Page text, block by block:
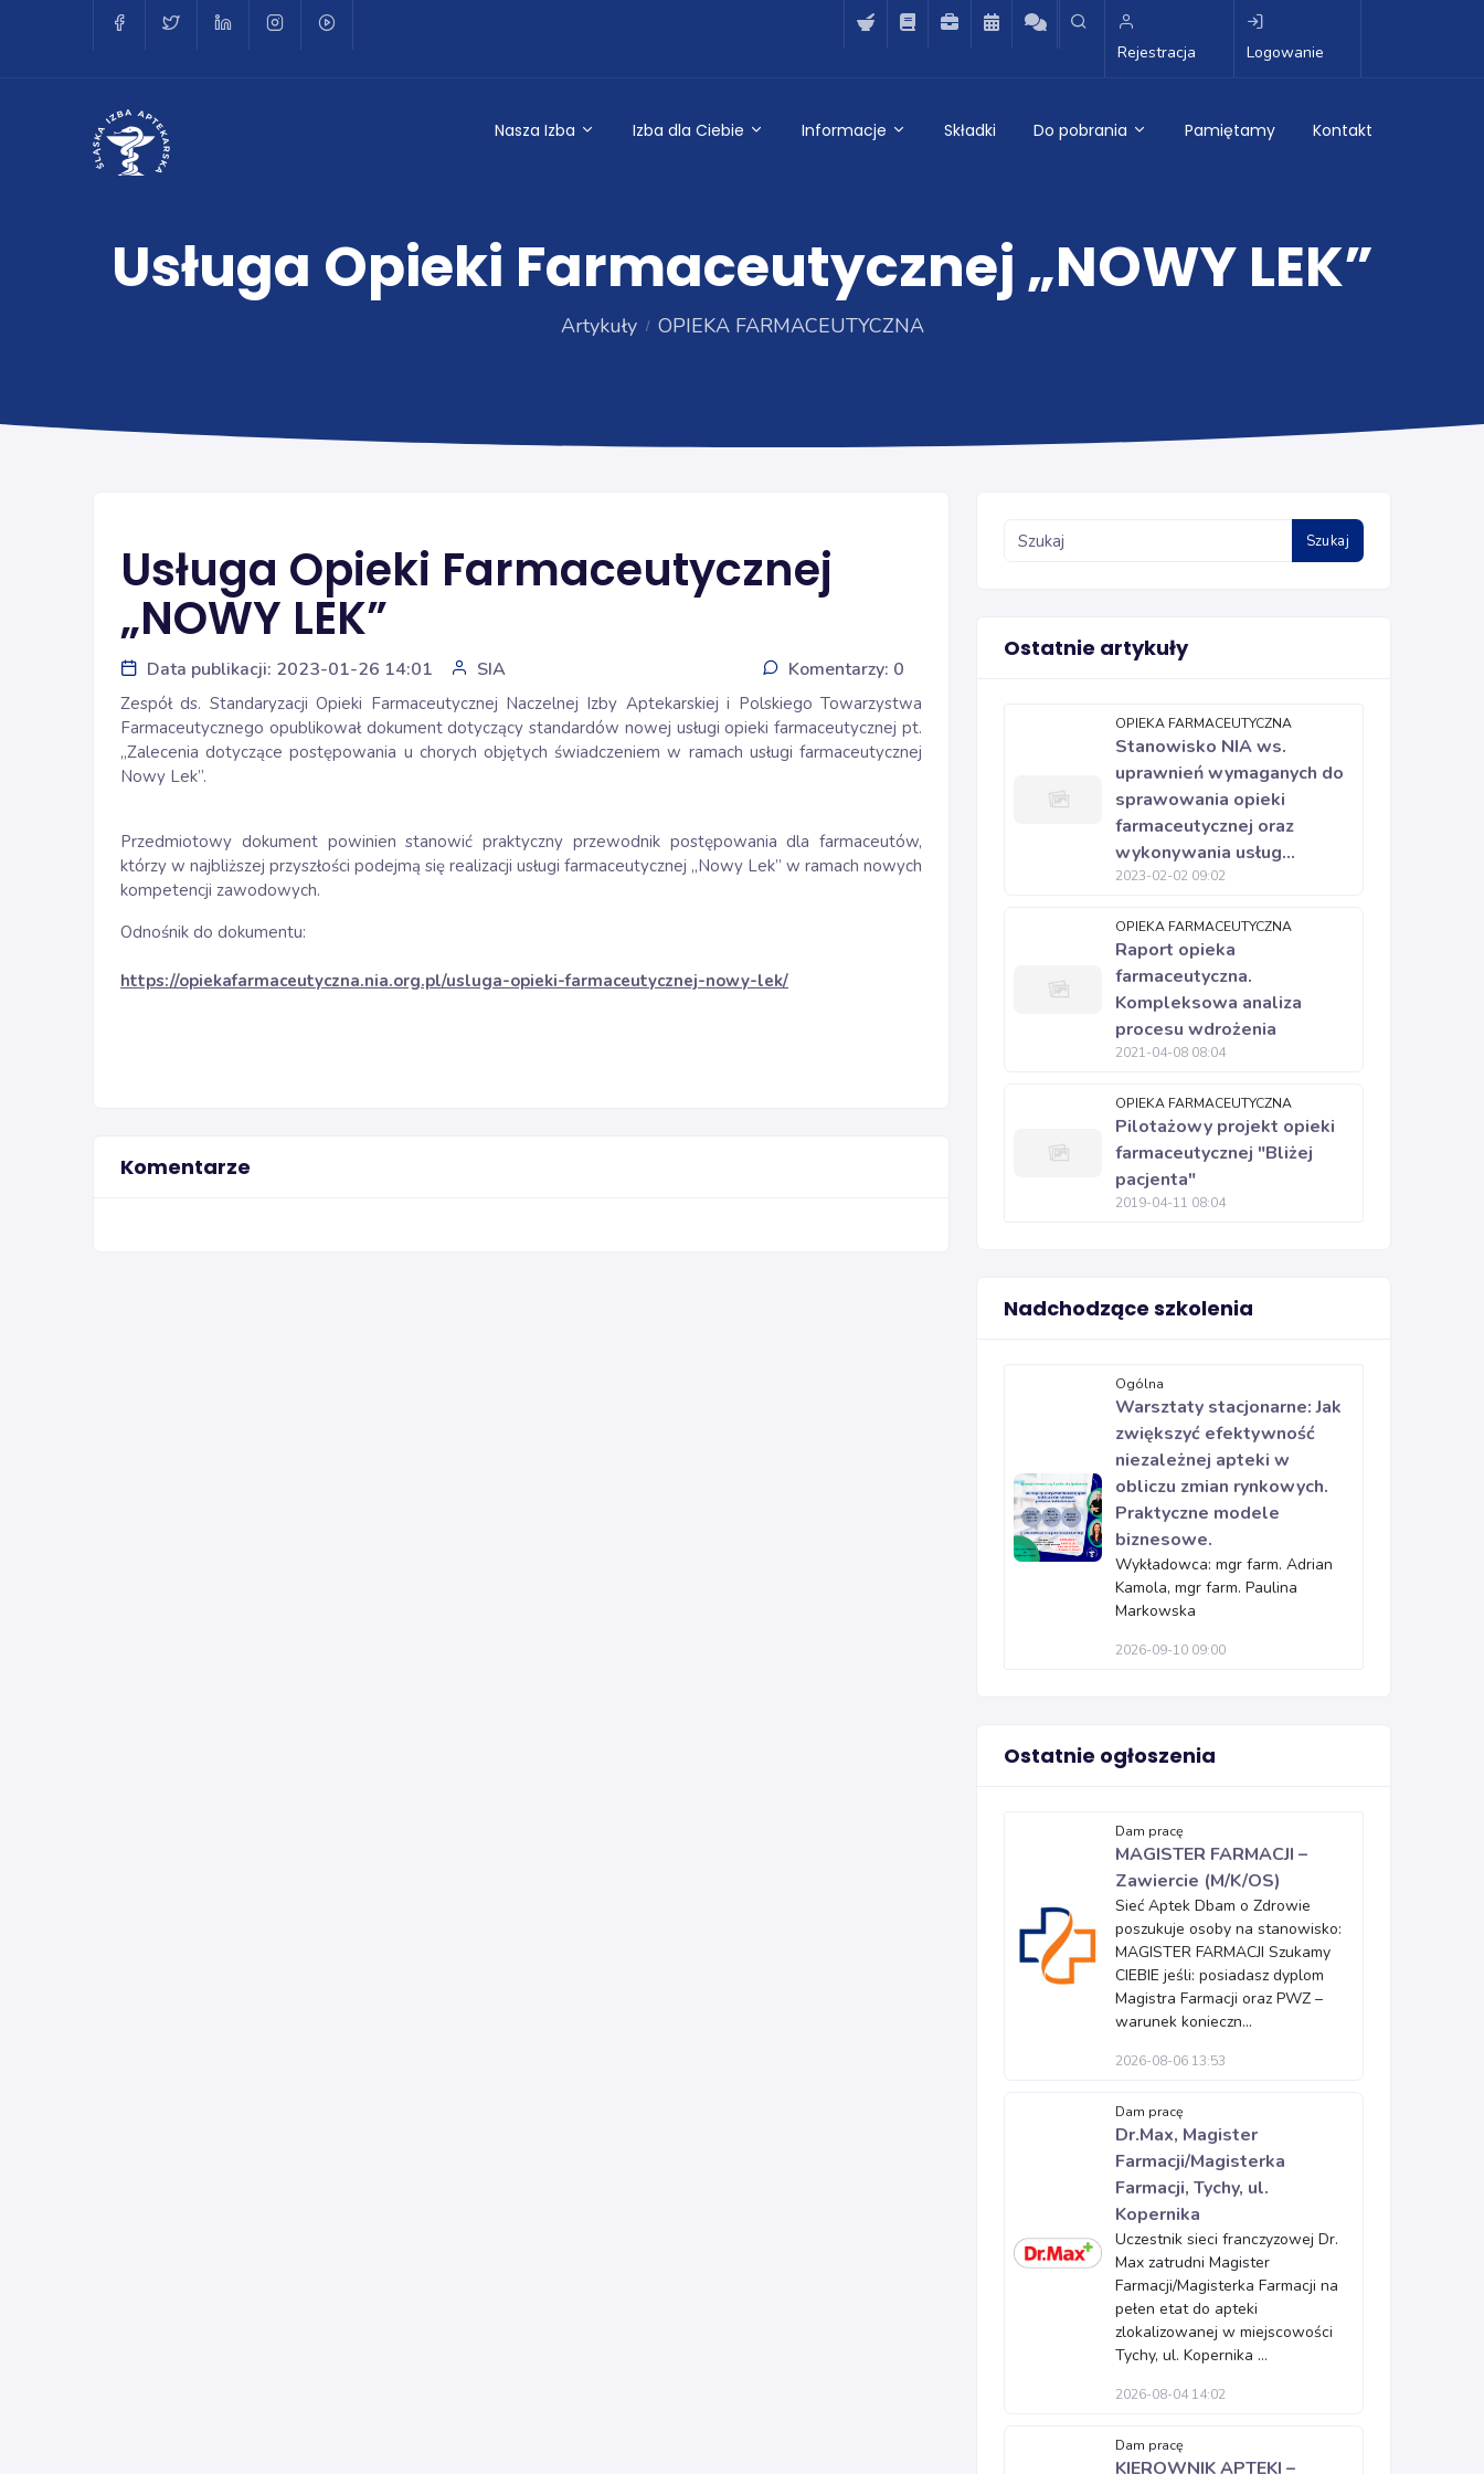
Rejestracja Logowanie
Nasza Izba Izba dla Ciebie Informacje Składki Do pobrania Pamiętamy Kontakt
Usługa Opieki Farmaceutycznej „NOWY LEK”
Artykuły OPIEKA FARMACEUTYCZNA
Usługa Opieki Farmaceutycznej
„NOWY LEK”
Data publikacji: 2023-01-26 14:01 SIA Komentarzy: 0
Zespół ds. Standaryzacji Opieki Farmaceutycznej Naczelnej Izby Aptekarskiej i Polskiego Towarzystwa
Farmaceutycznego opublikował dokument dotyczący standardów nowej usługi opieki farmaceutycznej pt.
„Zalecenia dotyczące postępowania u chorych objętych świadczeniem w ramach usługi farmaceutycznej
Nowy Lek”.
Przedmiotowy dokument powinien stanowić praktyczny przewodnik postępowania dla farmaceutów,
którzy w najbliższej przyszłości podejmą się realizacji usługi farmaceutycznej „Nowy Lek” w ramach nowych
kompetencji zawodowych.
Odnośnik do dokumentu:
https://opiekafarmaceutyczna.nia.org.pl/usluga-opieki-farmaceutycznej-nowy-lek/
Komentarze
Szukaj
Ostatnie artykuły
OPIEKA FARMACEUTYCZNA
Stanowisko NIA ws.
uprawnień wymaganych do
sprawowania opieki
farmaceutycznej oraz
wykonywania usług...
2023-02-02 09:02
OPIEKA FARMACEUTYCZNA
Raport opieka
farmaceutyczna.
Kompleksowa analiza
procesu wdrożenia
2021-04-08 08:04
OPIEKA FARMACEUTYCZNA
Pilotażowy projekt opieki
farmaceutycznej "Bliżej
pacjenta"
2019-04-11 08:04
Nadchodzące szkolenia
Ogólna
Warsztaty stacjonarne: Jak
zwiększyć efektywność
niezależnej apteki w
obliczu zmian rynkowych.
Praktyczne modele
biznesowe.
Wykładowca: mgr farm. Adrian
Kamola, mgr farm. Paulina
Markowska
2026-09-10 09:00
Ostatnie ogłoszenia
Dam pracę
MAGISTER FARMACJI –
Zawiercie (M/K/OS)
Sieć Aptek Dbam o Zdrowie
poszukuje osoby na stanowisko:
MAGISTER FARMACJI Szukamy
CIEBIE jeśli: posiadasz dyplom
Magistra Farmacji oraz PWZ –
warunek konieczn...
2026-08-06 13:53
Dam pracę
Dr.Max, Magister
Farmacji/Magisterka
Farmacji, Tychy, ul.
Kopernika
Uczestnik sieci franczyzowej Dr.
Max zatrudni Magister
Farmacji/Magisterka Farmacji na
pełen etat do apteki
zlokalizowanej w miejscowości
Tychy, ul. Kopernika ...
2026-08-04 14:02
Dam pracę
KIEROWNIK APTEKI –